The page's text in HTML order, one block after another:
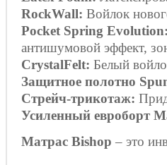
RockWall: Войлок
Pocket Spring Evolution:
антишумовой эффект,
CrystalFelt: Белый
Защитное полотно
Стрейч-трикотаж:
Усиленный евроборт
Матрас Bishop – это